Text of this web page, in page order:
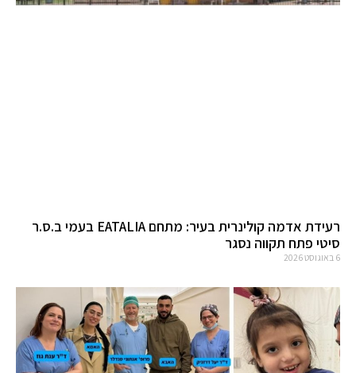
רעידת אדמה קולינרית בעיר: מתחם EATALIA בעמי ב.ס.ר
סיטי פתח תקווה נסגר
6 באוגוסט 2026